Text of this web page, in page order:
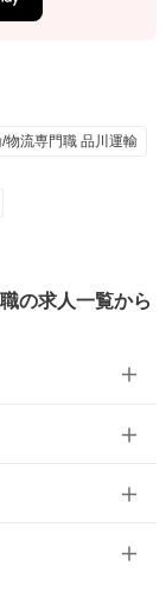
物流専門職 品川運輸
の求人一覧から